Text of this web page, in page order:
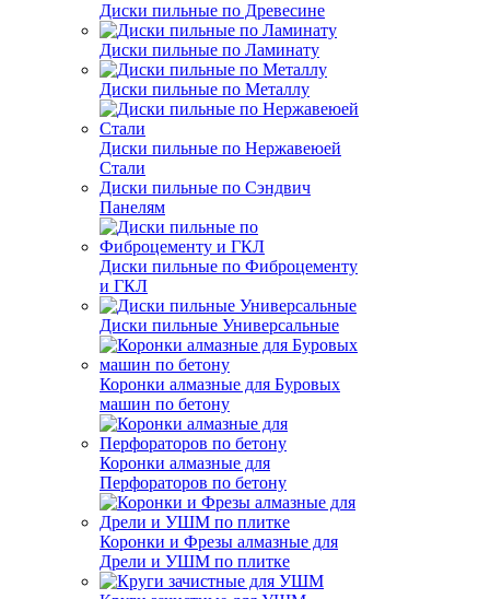
Диски пильные по Древесине
Диски пильные по Ламинату
Диски пильные по Металлу
Диски пильные по Нержавеюей
Стали
Диски пильные по Сэндвич
Панелям
Диски пильные по Фиброцементу
и ГКЛ
Диски пильные Универсальные
Коронки алмазные для Буровых
машин по бетону
Коронки алмазные для
Перфораторов по бетону
Коронки и Фрезы алмазные для
Дрели и УШМ по плитке